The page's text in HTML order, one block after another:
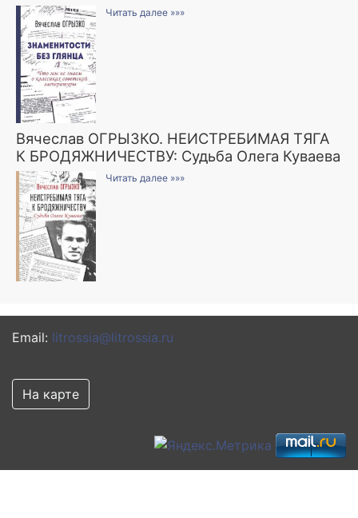
Читать далее »»»
Вячеслав ОГРЫЗКО. НЕИСТРЕБИМАЯ ТЯГА
К БРОДЯЖНИЧЕСТВУ: Судьба Олега Куваева
Читать далее »»»
Email: litrossia@litrossia.ru
На карте